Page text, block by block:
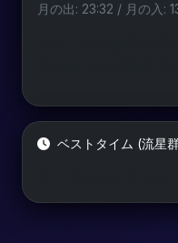
月の出: 23:32 / 月の入:
ベストタイム (流星